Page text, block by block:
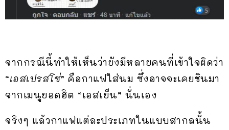
จากกรณีนี้ทำให้เห็นว่ายังมีหลายคนที่เข้าใจผิดว่า
“เอสเปรสโซ่” คือกาแฟใส่นม ซึ่งอาจจะเคยชินมา
จากเมนูยอดฮิต “เอสเย็น” นั่นเอง
จริงๆ แล้วกาแฟแต่ละประเภทในแบบสากลนั้น